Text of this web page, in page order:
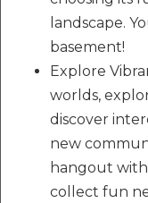
landscape.
basement!
Explore
worlds,
discover
new
hangout
collect fun